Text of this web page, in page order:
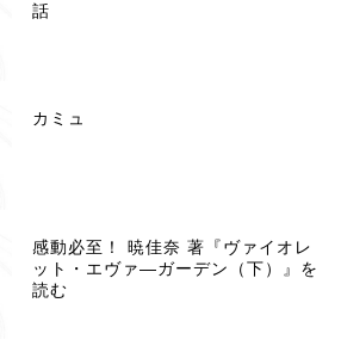
話
カミュ
感動必至！ 暁佳奈 著『ヴァイオレ
ット・エヴァ―ガーデン（下）』を
読む